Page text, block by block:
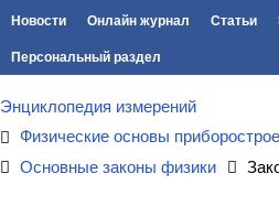
Новости Онлайн журнал Статьи
Персональный раздел
Энциклопедия измерений
Физические основы
Основные законы физики